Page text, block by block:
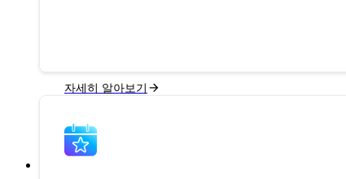
자세히 알아보기